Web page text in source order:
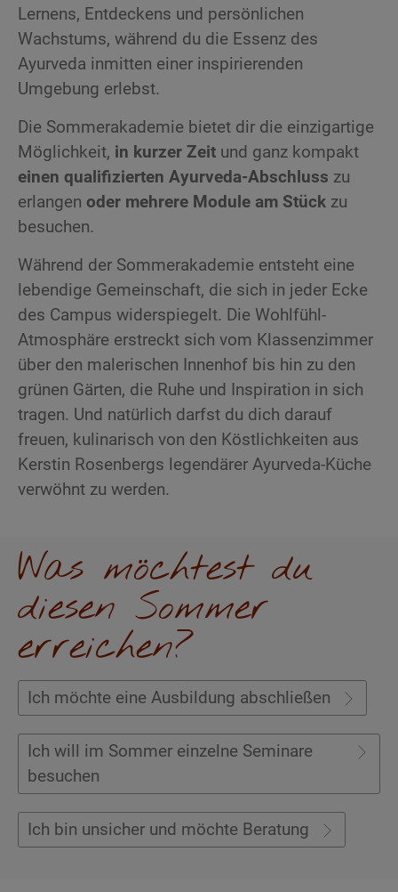
Lernens, Entdeckens und persönlichen
Wachstums, während du die Essenz des
Ayurveda inmitten einer inspirierenden
Umgebung erlebst.
Die Sommerakademie bietet dir die einzigartige
Möglichkeit, in kurzer Zeit und ganz kompakt
einen qualifizierten Ayurveda-Abschluss zu
erlangen oder mehrere Module am Stück zu
besuchen.
Während der Sommerakademie entsteht eine
lebendige Gemeinschaft, die sich in jeder Ecke
des Campus widerspiegelt. Die Wohlfühl-
Atmosphäre erstreckt sich vom Klassenzimmer
über den malerischen Innenhof bis hin zu den
grünen Gärten, die Ruhe und Inspiration in sich
tragen. Und natürlich darfst du dich darauf
freuen, kulinarisch von den Köstlichkeiten aus
Kerstin Rosenbergs legendärer Ayurveda-Küche
verwöhnt zu werden.
Was möchtest du
diesen Sommer
erreichen?
Ich möchte eine Ausbildung abschließen
Ich will im Sommer einzelne Seminare
besuchen
Ich bin unsicher und möchte Beratung